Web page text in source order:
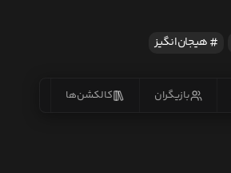
هیجان‌انگیز
بازیگران کالکشن‌ها